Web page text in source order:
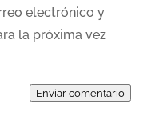
electrónico y
la próxima vez
Enviar comentario